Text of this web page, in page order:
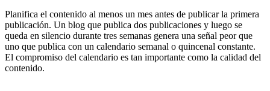
Planifica el contenido al menos un mes antes de publicar la primera
publicación. Un blog que publica dos publicaciones y luego se
queda en silencio durante tres semanas genera una señal peor que
uno que publica con un calendario semanal o quincenal constante.
El compromiso del calendario es tan importante como la calidad del
contenido.